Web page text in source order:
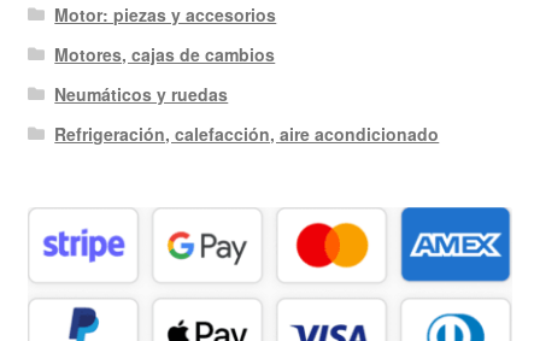
Motor: piezas y accesorios
Motores, cajas de cambios
Neumáticos y ruedas
Refrigeración, calefacción, aire acondicionado